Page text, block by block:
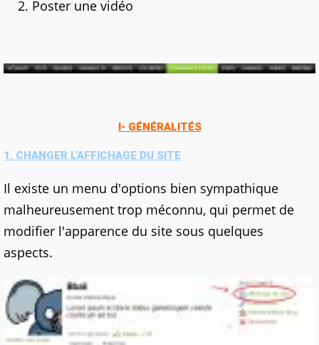
Poster une vidéo
I- GÉNÉRALITÉS
1. CHANGER L'AFFICHAGE DU SITE
Il existe un menu d'options bien sympathique
malheureusement trop méconnu, qui permet de
modifier l'apparence du site sous quelques
aspects.